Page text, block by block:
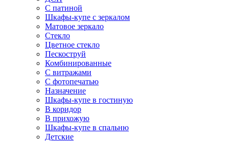
С патиной
Шкафы-купе с зеркалом
Матовое зеркало
Стекло
Цветное стекло
Пескоструй
Комбинированные
С витражами
С фотопечатью
Назначение
Шкафы-купе в гостиную
В коридор
В прихожую
Шкафы-купе в спальню
Детские